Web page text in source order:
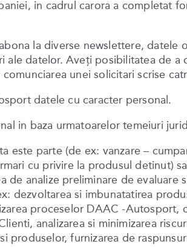
in cadrul carora a completat
la diverse newslettere, datele
datelor. Aveţi posibilitatea de a
unei solicitari scrise
datele cu caracter personal.
in baza urmatoarelor temeiuri
este parte (de ex: vanzare –
cu privire la produsul detinut)
analize preliminare de evaluare
dezvoltarea si imbunatatirea
proceselor DAAC -Autosport,
analizarea si minimizarea
furnizarea de